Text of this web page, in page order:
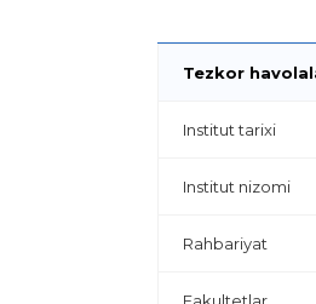
Tezkor
Institut tarixi
Institut nizomi
Rahbariyat